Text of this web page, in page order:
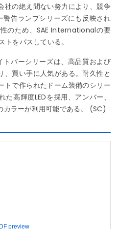
社の絶え間ない努力により、競争
警告ランプシリーズにも反映され
のため、SAE Internationalの要
をパスしている。
トバーシリーズは、高品質および
、買い手に人気がある。耐久性と
トで作られたドーム装備のシリー
高輝度LEDを採用、アンバー、
カラーが利用可能である。 (SC)